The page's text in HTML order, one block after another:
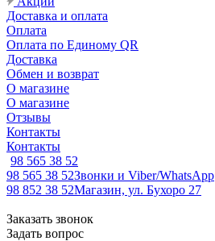
Доставка и оплата
Оплата
Оплата по Единому QR
Доставка
Обмен и возврат
О магазине
О магазине
Отзывы
Контакты
Контакты
98 565 38 52
98 565 38 52Звонки и Viber/WhatsApp
98 852 38 52Магазин, ул. Бухоро 27
Заказать звонок
Задать вопрос